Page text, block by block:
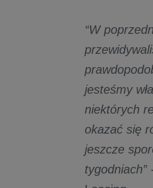
“W
jesteśmy
niektórych
okazać się
jeszcze
tygodniach”